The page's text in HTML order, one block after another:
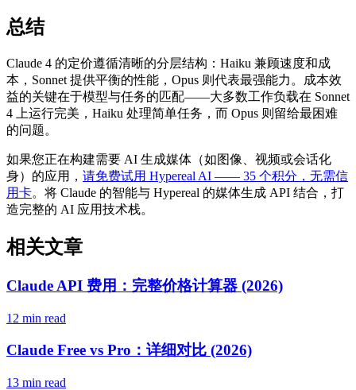
总结
Claude 4 的定价遵循清晰的分层结构：Haiku 兼顾速度和成
本，Sonnet 提供平衡的性能，Opus 则代表最强能力。成本效
益的关键在于模型与任务的匹配——大多数工作负载在 Sonnet
4 上运行完美，Haiku 处理简单任务，而 Opus 则留给最困难
的问题。
如果您正在构建需要 AI 生成媒体（如图像、视频或会话化
身）的应用， 请免费试用 Hypereal AI —— 35 个积分，无需信
用卡。将 Claude 的智能与 Hypereal 的媒体生成 API 结合，打
造完整的 AI 应用技术栈。
相关文章
Claude API 费用：完整价格计算器 (2026)
12 min read
Claude Free vs Pro：详细对比 (2026)
13 min read